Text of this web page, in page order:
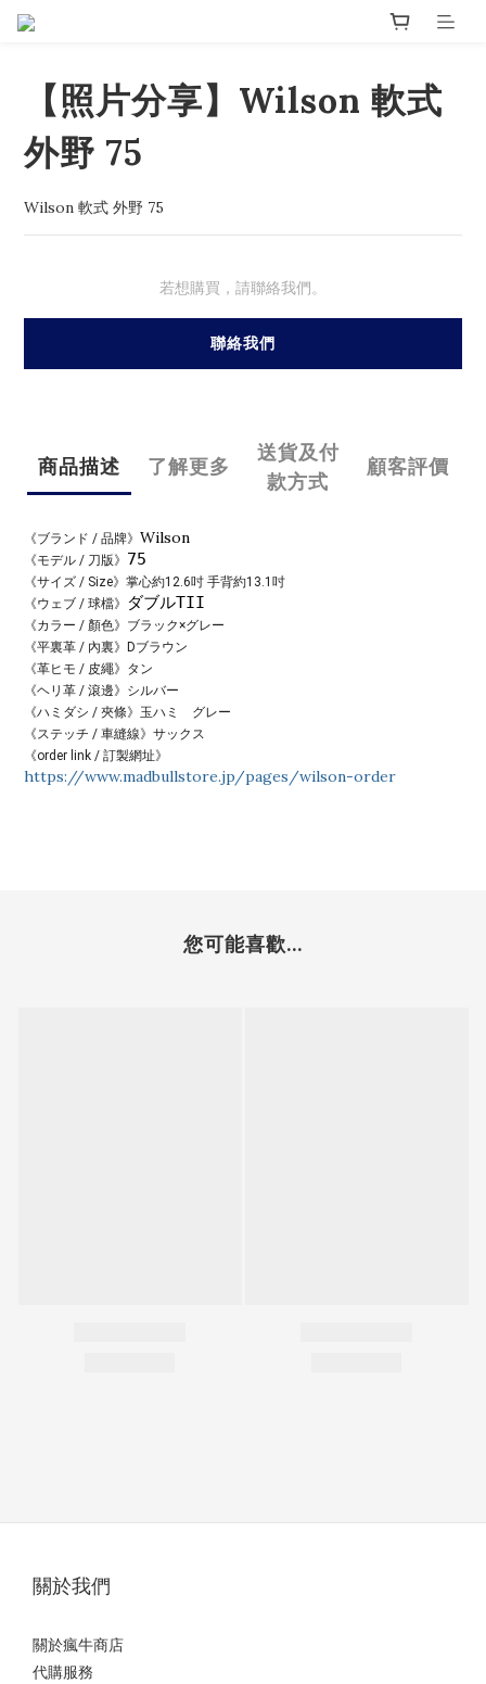
【照片分享】Wilson 軟式
外野 75
Wilson 軟式 外野 75
若想購買，請聯絡我們。
聯絡我們
商品描述 了解更多
送貨及付
款方式
顧客評價
《ブランド / 品牌》 Wilson
《モデル / 刀版》 75
《サイズ / Size》 掌心約12.6吋 手背約13.1吋
《ウェブ / 球檔》 ダブルTII
《カラー / 顏色》ブラック×グレー
《平裏革 / 內裏》 Dブラウン
《革ヒモ / 皮繩》 タン
《ヘリ革 / 滾邊》 シルバー
《ハミダシ / 夾條》玉ハミ グレー
《ステッチ / 車縫線》 サックス
《order link / 訂製網址》
https://www.madbullstore.jp/pages/wilson-order
您可能喜歡...
關於我們
關於瘋牛商店
代購服務